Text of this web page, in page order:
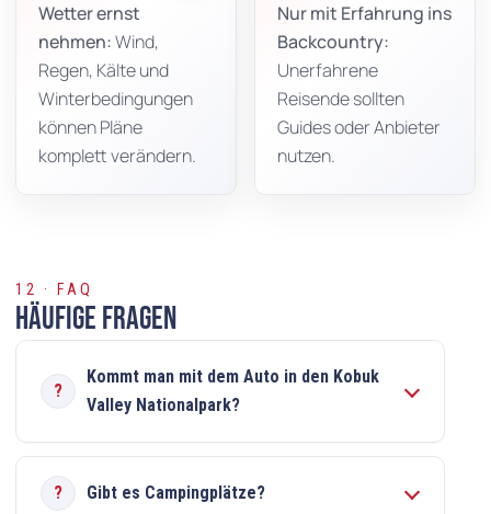
Wetter ernst
nehmen:Wind,
Regen, Kälte und
Winterbedingungen
können Pläne
komplett verändern.
Nur mit Erfahrung ins
Backcountry:
Unerfahrene
Reisende sollten
Guides oder Anbieter
nutzen.
12 · FAQ
Häufige Fragen
Kommt man mit dem Auto in den Kobuk
Valley Nationalpark?
Gibt es Campingplätze?